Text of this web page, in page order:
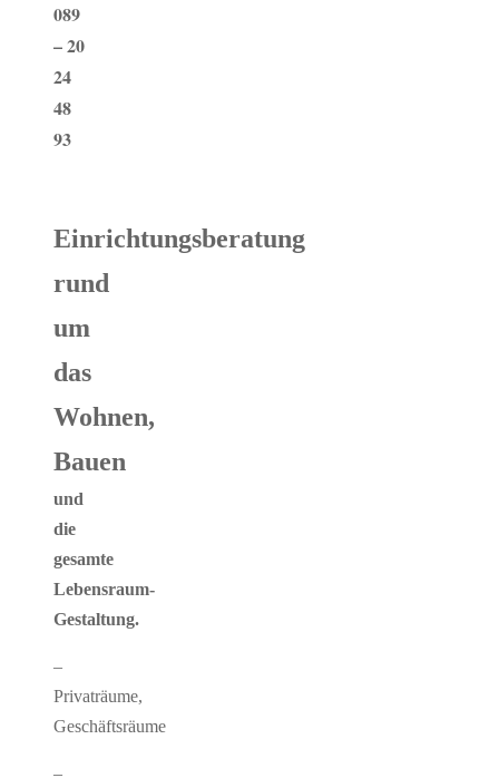
089
– 20
24
48
93
Einrichtungsberatung
rund
um
das
Wohnen,
Bauen
und
die
gesamte
Lebensraum-
Gestaltung.
–
Privaträume,
Geschäftsräume
–